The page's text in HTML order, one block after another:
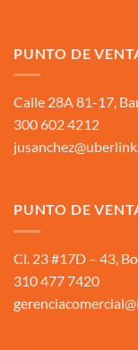
PUNTO DE
Calle 28A 81-17,
300 602 4212
PUNTO DE
Cl. 23 #17D – 43,
310 477 7420